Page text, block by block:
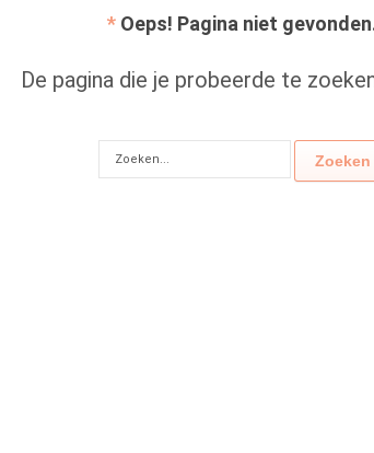
Oeps! Pagina niet
De pagina die je probeerde te